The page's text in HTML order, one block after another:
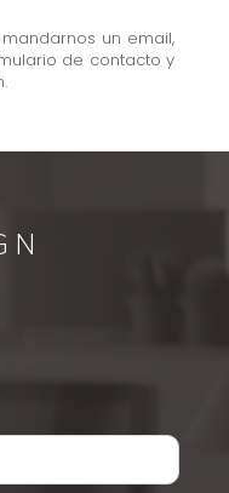
un email,
de contacto y